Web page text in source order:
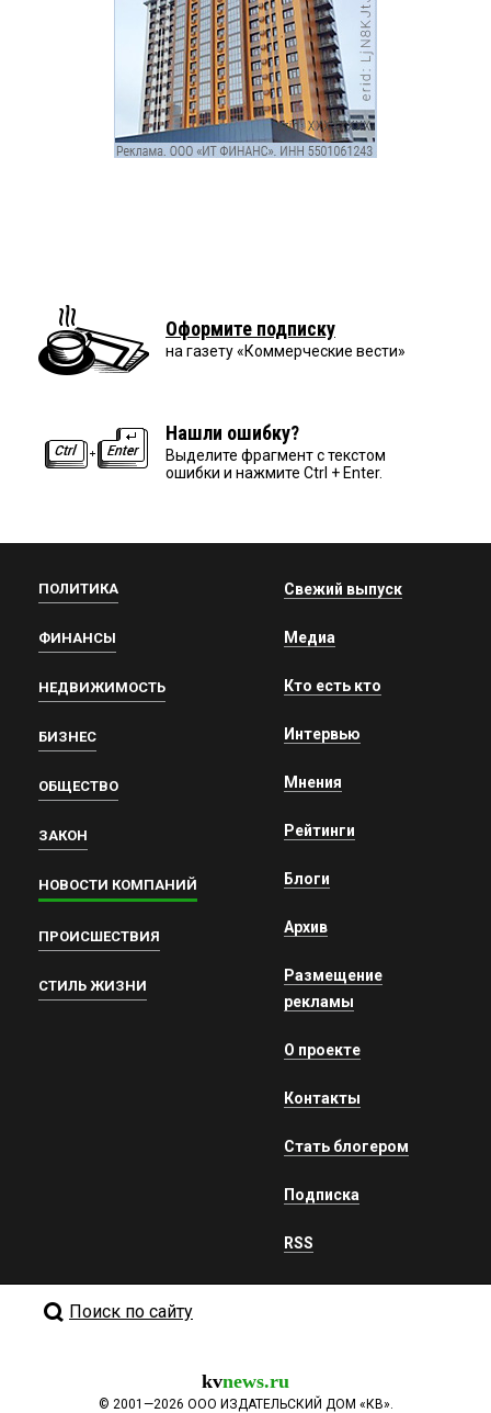
Оформите подписку
на газету «Коммерческие вести»
Нашли ошибку?
Выделите фрагмент с текстом
ошибки и нажмите Ctrl + Enter.
ПОЛИТИКА
ФИНАНСЫ
НЕДВИЖИМОСТЬ
БИЗНЕС
ОБЩЕСТВО
ЗАКОН
НОВОСТИ КОМПАНИЙ
ПРОИСШЕСТВИЯ
СТИЛЬ ЖИЗНИ
Свежий выпуск
Медиа
Кто есть кто
Интервью
Мнения
Рейтинги
Блоги
Архив
Размещение
рекламы
О проекте
Контакты
Стать блогером
Подписка
RSS
Поиск по сайту
kvnews.ru
© 2001—2026 ООО ИЗДАТЕЛЬСКИЙ ДОМ «КВ».